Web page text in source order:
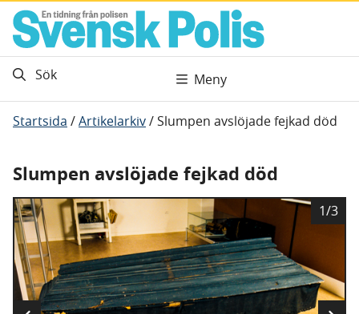
Gå direkt till innehåll
Sök Meny
Startsida /Artikelarkiv/Slumpen avslöjade fejkad död
Slumpen avslöjade fejkad död
B
i
d
1/3